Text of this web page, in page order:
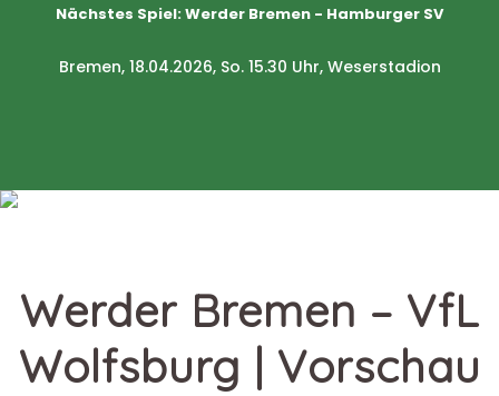
Nächstes Spiel:Werder Bremen - Hamburger SV
Bremen, 18.04.2026, So. 15.30 Uhr, Weserstadion
Werder Bremen – VfL
Wolfsburg | Vorschau